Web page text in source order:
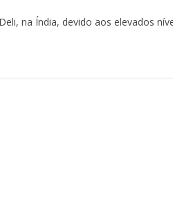
na Índia, devido aos elevados